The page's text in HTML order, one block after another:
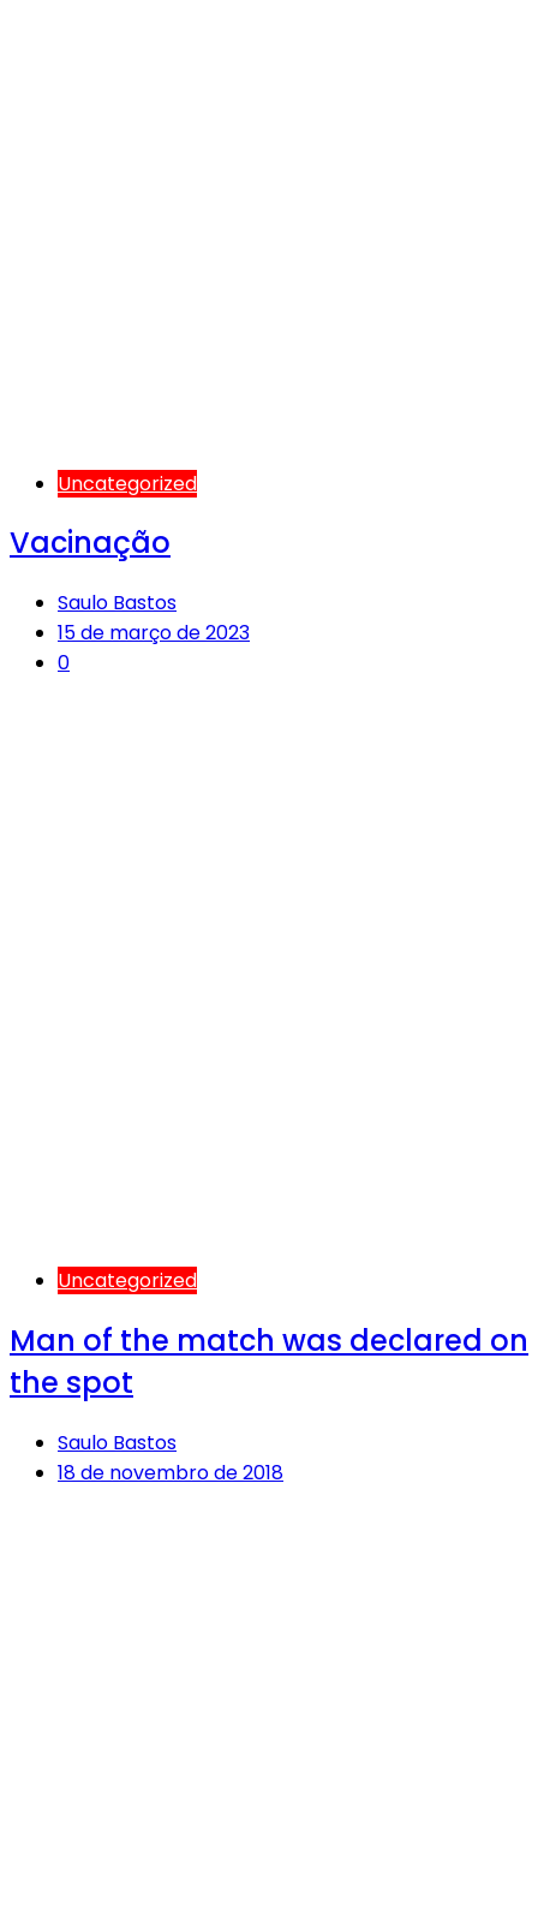
Uncategorized
Vacinação
Saulo Bastos
15 de março de 2023
0
Uncategorized
Man of the match was declared on
the spot
Saulo Bastos
18 de novembro de 2018